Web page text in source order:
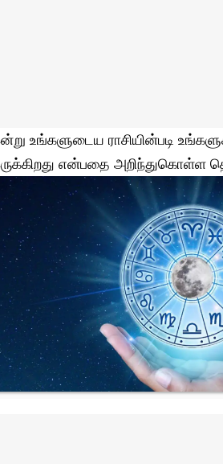
உங்களுடைய ராசியின்படி
என்பதை அறிந்துகொள்ள